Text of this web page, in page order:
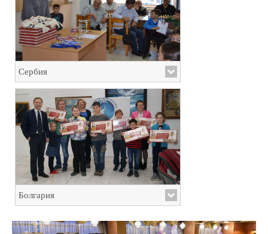
Сербия
Болгария